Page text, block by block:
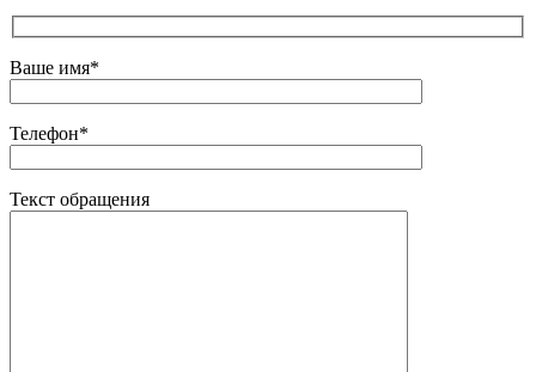
Ваше имя*
Телефон*
Текст обращения